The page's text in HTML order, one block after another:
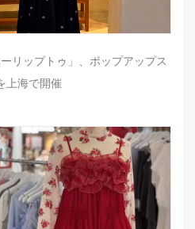
リップトゥ」、ポップアップス
上海で開催